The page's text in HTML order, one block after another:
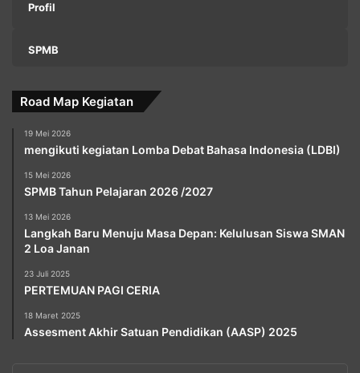
Profil
SPMB
Road Map Kegiatan
19 Mei 2026
mengikuti kegiatan Lomba Debat Bahasa Indonesia (LDBI)
15 Mei 2026
SPMB Tahun Pelajaran 2026 /2027
13 Mei 2026
Langkah Baru Menuju Masa Depan: Kelulusan Siswa SMAN
2 Loa Janan
23 Juli 2025
PERTEMUAN PAGI CERIA
18 Maret 2025
Assesment Akhir Satuan Pendidikan (AASP) 2025